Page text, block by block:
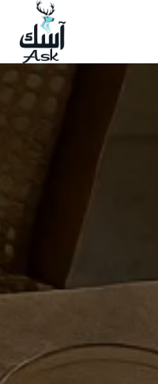
تخطي للذهاب إلى المحتوى